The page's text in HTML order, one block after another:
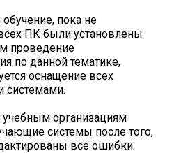
обучение, пока не
ПК были установлены
проведение
по данной тематике,
оснащение всех
системами.
организациям
системы после того,
все ошибки.